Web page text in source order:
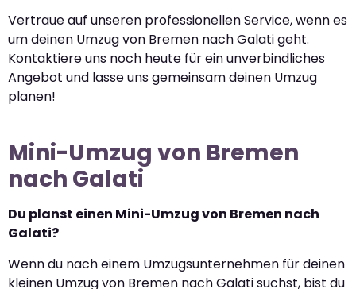
Vertraue auf unseren professionellen Service, wenn es
um deinen Umzug von Bremen nach Galati geht.
Kontaktiere uns noch heute für ein unverbindliches
Angebot und lasse uns gemeinsam deinen Umzug
planen!
Mini-Umzug von Bremen
nach Galati
Du planst einen Mini-Umzug von Bremen nach
Galati?
Wenn du nach einem Umzugsunternehmen für deinen
kleinen Umzug von Bremen nach Galati suchst, bist du